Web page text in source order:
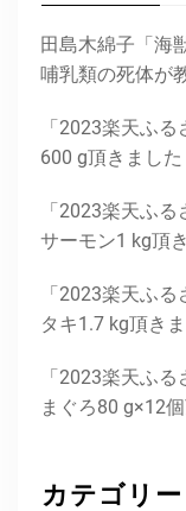
田島木綿子「海
哺乳類の死体が
「2023楽天ふ
600 g頂きました
「2023楽天ふ
サーモン1 kg頂
「2023楽天ふ
タキ1.7 kg頂き
「2023楽天ふ
まぐろ80 g×12
カテゴリー